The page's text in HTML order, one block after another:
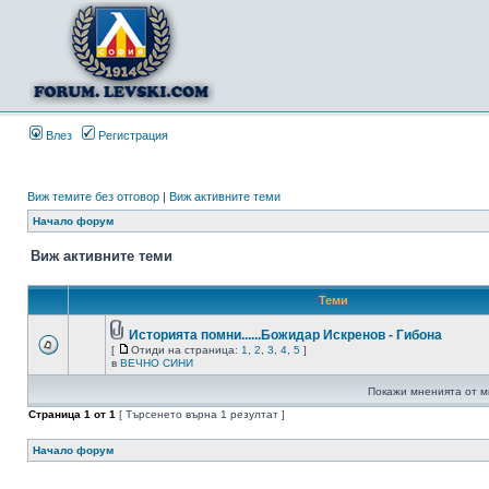
Влез Регистрация
Виж темите без отговор | Виж активните теми
Начало форум
Виж активните теми
Теми
Историята помни......Божидар Искренов - Гибона
[ Отиди на страница: 1 2 3 4 5 ]
в ВЕЧНО СИНИ
Покажи мненията от
Страница 1 от 1 [ Търсенето върна 1 резултат ]
Начало форум